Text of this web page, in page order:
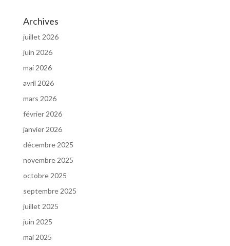
Archives
juillet 2026
juin 2026
mai 2026
avril 2026
mars 2026
février 2026
janvier 2026
décembre 2025
novembre 2025
octobre 2025
septembre 2025
juillet 2025
juin 2025
mai 2025